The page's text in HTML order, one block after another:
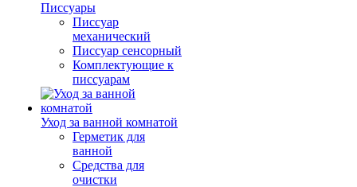
Писсуары
Писсуар
механический
Писсуар сенсорный
Комплектующие к
писсуарам
Уход за ванной комнатой
Герметик для
ванной
Средства для
очистки